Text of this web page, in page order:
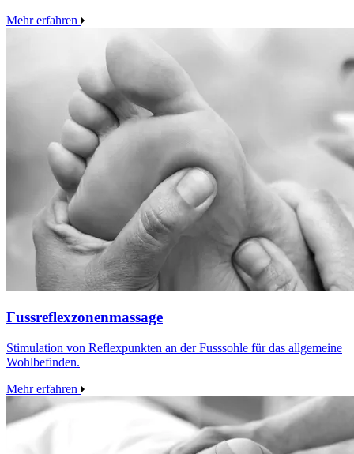
Mehr erfahren
Fussreflexzonenmassage
Stimulation von Reflexpunkten an der Fusssohle für das allgemeine
Wohlbefinden.
Mehr erfahren